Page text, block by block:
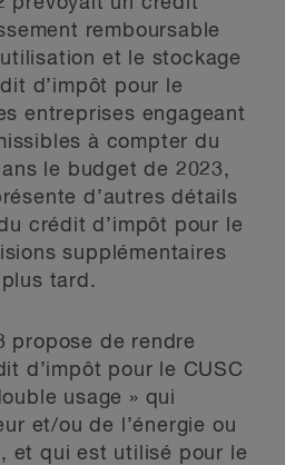
remboursable
et le stockage
d’impôt pour le
entreprises engageant
à compter du
le budget de 2023,
d’autres détails
crédit d’impôt pour le
supplémentaires
tard.
propose de rendre
d’impôt pour le CUSC
usage » qui
et/ou de l’énergie ou
et qui est utilisé pour le